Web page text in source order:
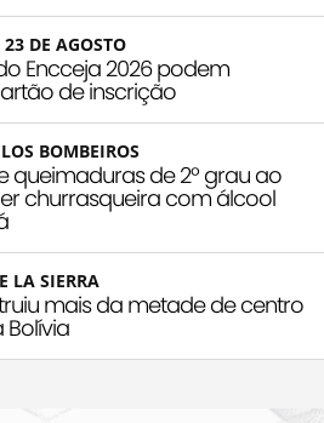
DE AGOSTO
Encceja 2026 podem
de inscrição
BOMBEIROS
queimaduras de 2º grau ao
churrasqueira com álcool
LA SIERRA
mais da metade de centro